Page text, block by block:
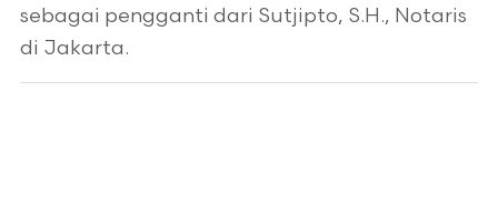
sebagai pengganti dari Sutjipto, S.H., Notaris
di Jakarta.